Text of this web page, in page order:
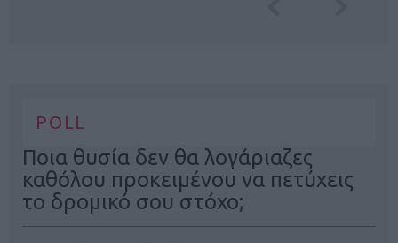
POLL
Ποια θυσία δεν θα λογάριαζες
καθόλου προκειμένου να πετύχεις
το δρομικό σου στόχο;